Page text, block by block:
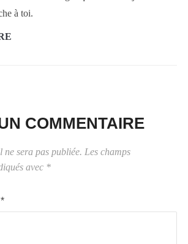
à toi.
COMMENTAIRE
ne sera pas publiée. Les champs
avec *
*